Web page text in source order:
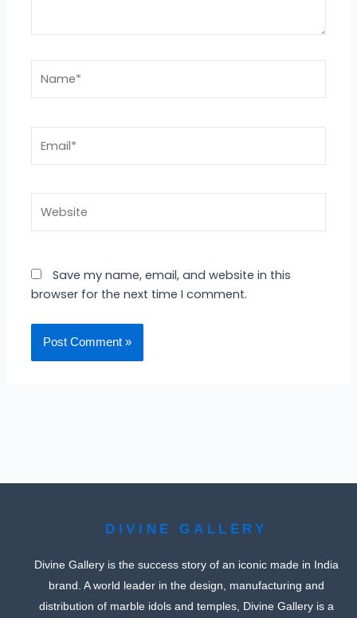
Save my name, email, and website in this
browser for the next time I comment.
DIVINE GALLERY
Divine Gallery is the success story of an iconic made in India
brand. A world leader in the design, manufacturing and
distribution of marble idols and temples, Divine Gallery is a